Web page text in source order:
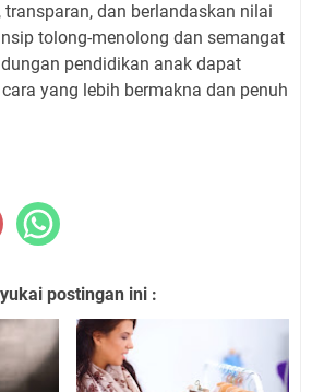
transparan, dan berlandaskan nilai
tolong-menolong dan semangat
pendidikan anak dapat
yang lebih bermakna dan penuh
postingan ini :